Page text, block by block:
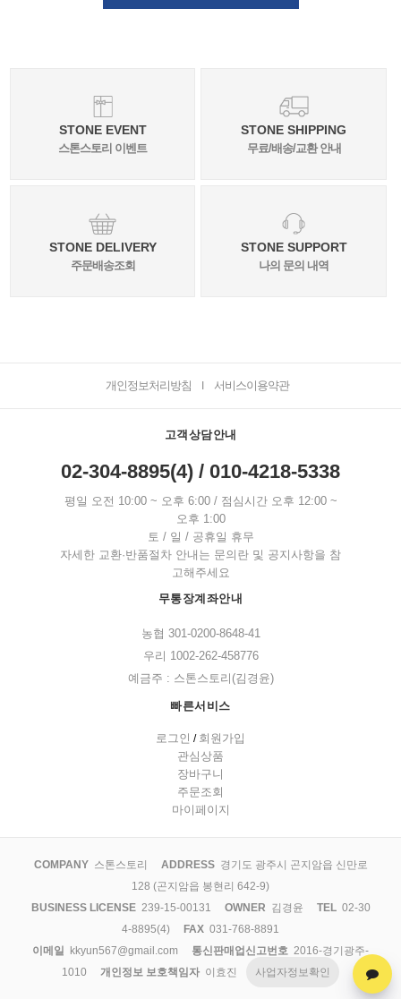
STONE EVENT
스톤스토리 이벤트
STONE SHIPPING
무료/배송/교환 안내
STONE DELIVERY
주문배송조회
STONE SUPPORT
나의 문의 내역
개인정보처리방침 I 서비스이용약관
고객상담안내
02-304-8895(4) / 010-4218-5338
평일 오전 10:00 ~ 오후 6:00 / 점심시간 오후 12:00 ~
오후 1:00
토 / 일 / 공휴일 휴무
자세한 교환·반품절차 안내는 문의란 및 공지사항을 참
고해주세요
무통장계좌안내
농협 301-0200-8648-41
우리 1002-262-458776
예금주 : 스톤스토리(김경윤)
빠른서비스
로그인 / 회원가입
관심상품
장바구니
주문조회
마이페이지
COMPANY 스톤스토리 ADDRESS 경기도 광주시 곤지암읍 신만로
128 (곤지암읍 봉현리 642-9)
BUSINESS LICENSE 239-15-00131 OWNER 김경윤 TEL 02-30
4-8895(4)
FAX 031-768-8891
이메일 kkyun567@gmail.com 통신판매업신고번호 2016-경기광주-
1010
개인정보 보호책임자 이효진 사업자정보확인